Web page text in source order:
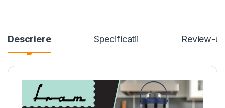
Descriere Specificatii Review-uri